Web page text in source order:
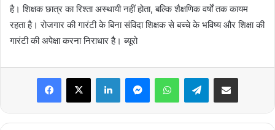
है। शिक्षक छात्र का रिश्ता अस्थायी नहीं होता, बल्कि शैक्षणिक वर्षों तक कायम
रहता है। रोजगार की गारंटी के बिना संविदा शिक्षक से बच्चे के भविष्य और शिक्षा की
गारंटी की अपेक्षा करना निराधार है। ब्यूरो
Facebook
X LinkedInMessengerWhatsAppTelegramShare via Email